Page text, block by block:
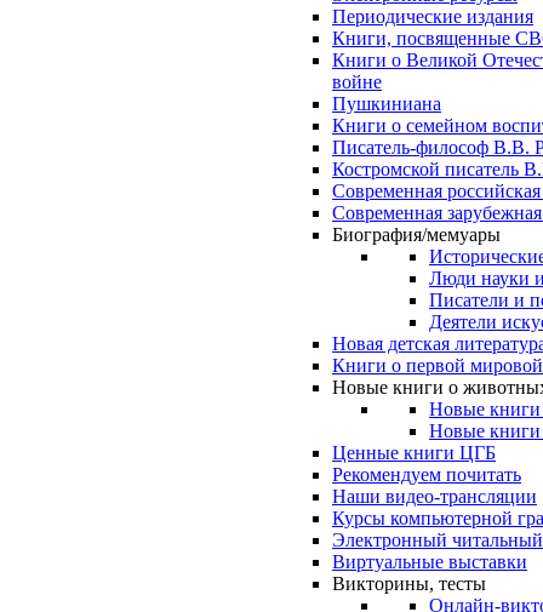
Периодические издания
Книги, посвященные
Книги о Великой
войне
Пушкиниана
Книги о семейном
Писатель-философ В.В.
Костромской писатель
Современная российская
Современная
Биография/мемуары
Люди науки
Писатели и
Деятели
Новая детская
Книги о первой
Новые книги о
Новые книги
Новые книги
Ценные книги ЦГБ
Рекомендуем почитать
Наши видео-трансляции
Курсы компьютерной
Электронный читальный
Виртуальные выставки
Викторины, тесты
Онлайн-